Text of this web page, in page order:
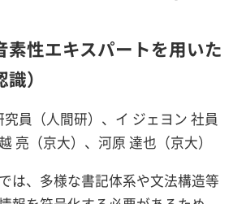
素性エキスパートを用いた
）
員（人間研）、イ ジェヨン 社員
亮（京大）、河原 達也（京大）
は、多様な書記体系や文法構造等